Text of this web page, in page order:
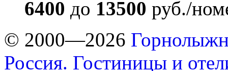
6400 до 13500 руб./
© 2000—2026
Россия. Гостиницы и